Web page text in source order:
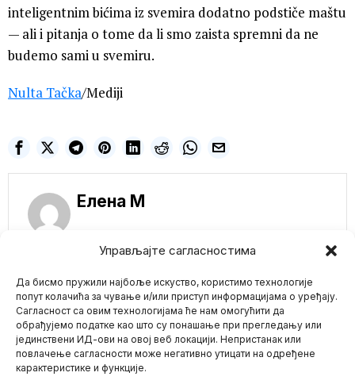
Управљајте сагласностима
Да бисмо пружили најбоље искуство, користимо технологије
попут колачића за чување и/или приступ информацијама о уређају.
Сагласност са овим технологијама ће нам омогућити да
обрађујемо податке као што су понашање при прегледању или
јединствени ИД-ови на овој веб локацији. Непристанак или
повлачење сагласности може негативно утицати на одређене
карактеристике и функције.
inteligentnim bićima iz svemira dodatno podstiče maštu
— ali i pitanja o tome da li smo zaista spremni da ne
budemo sami u svemiru.
Nulta Tačka/Mediji
Елена M
Mario zna Youtube
Kanađani sve više
prate alternativne
medije jer su izgubili
poverenje u
mejnstrim medije
(LifeSiteNews) — Veliki
broj Kanađana napušta
mejnstrim medije i prati